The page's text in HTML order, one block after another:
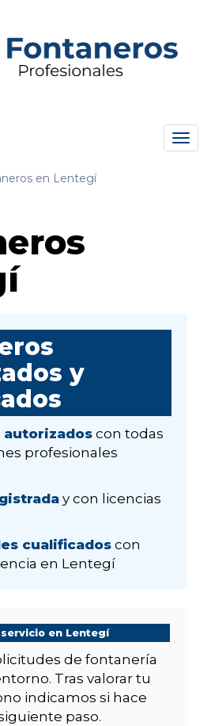
en Lentegí
y
autorizados con todas
profesionales
y con licencias
cualificados con
en Lentegí
en Lentegí
de fontanería
Tras valorar tu
indicamos si hace
paso.